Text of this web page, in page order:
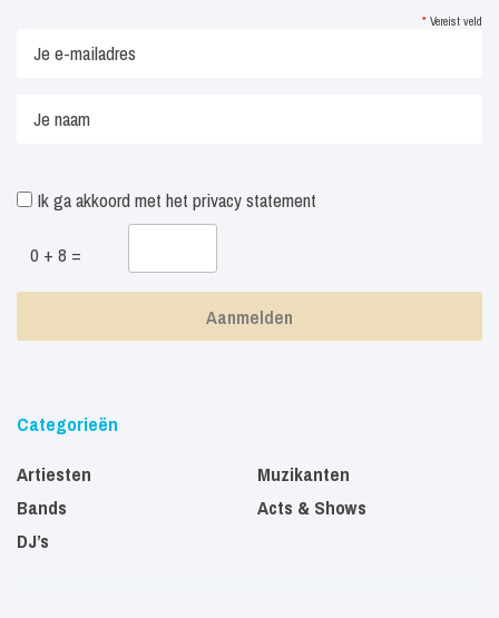
* Vereist veld
Ik ga akkoord met het privacy statement
0 + 8 =
Categorieën
Artiesten
Bands
DJ’s
Muzikanten
Acts & Shows